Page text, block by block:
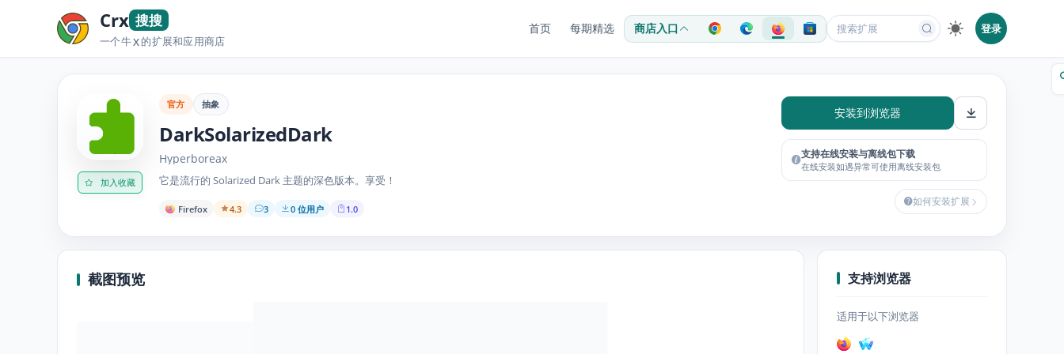
Crx 搜搜
一个牛X的扩展和应用商店
首页 每期精选 商店入口 登录
加入收藏
官方 抽象
DarkSolarizedDark
Hyperboreax
它是流行的 Solarized Dark 主题的深色版本。享受！
Firefox 4.3 3 0 位用户 1.0
安装到浏览器
支持在线安装与离线包下载
在线安装如遇异常可使用离线安装包
如何安装扩展
截图预览 支持浏览器
适用于以下浏览器